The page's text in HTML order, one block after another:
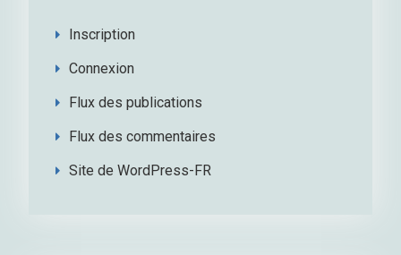
Inscription
Connexion
Flux des publications
Flux des commentaires
Site de WordPress-FR